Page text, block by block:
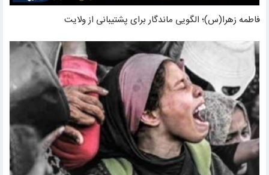
فاطمه زهرا(س)؛ الگویی ماندگار برای پشتیبانی از ولایت